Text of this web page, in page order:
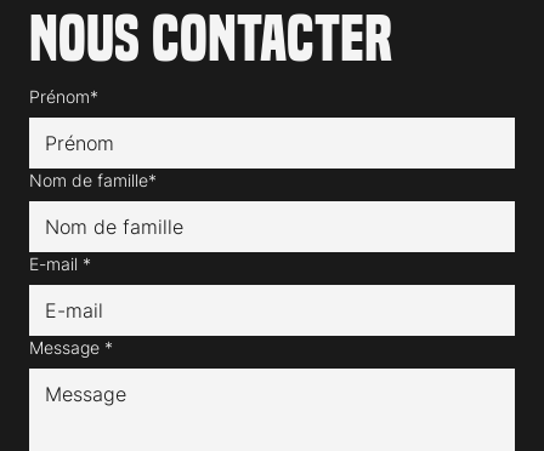
Nous contacter
Prénom*
Nom de famille*
E-mail *
Message *